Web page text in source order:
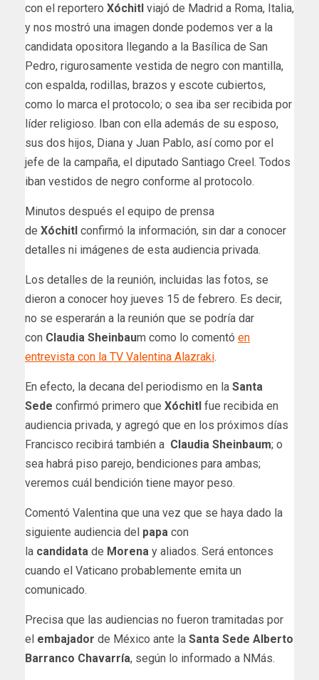
con el reportero Xóchitl viajó de Madrid a Roma, Italia,
y nos mostró una imagen donde podemos ver a la
candidata opositora llegando a la Basílica de San
Pedro, rigurosamente vestida de negro con mantilla,
con espalda, rodillas, brazos y escote cubiertos,
como lo marca el protocolo; o sea iba ser recibida por
líder religioso. Iban con ella además de su esposo,
sus dos hijos, Diana y Juan Pablo, así como por el
jefe de la campaña, el diputado Santiago Creel. Todos
iban vestidos de negro conforme al protocolo.
Minutos después el equipo de prensa
de Xóchitl confirmó la información, sin dar a conocer
detalles ni imágenes de esta audiencia privada.
Los detalles de la reunión, incluidas las fotos, se
dieron a conocer hoy jueves 15 de febrero. Es decir,
no se esperarán a la reunión que se podría dar
con Claudia Sheinbaum como lo comentó en
entrevista con la TV Valentina Alazraki.
En efecto, la decana del periodismo en la Santa
Sede confirmó primero que Xóchitl fue recibida en
audiencia privada, y agregó que en los próximos días
Francisco recibirá también a Claudia Sheinbaum; o
sea habrá piso parejo, bendiciones para ambas;
veremos cuál bendición tiene mayor peso.
Comentó Valentina que una vez que se haya dado la
siguiente audiencia del papa con
la candidata de Morena y aliados. Será entonces
cuando el Vaticano probablemente emita un
comunicado.
Precisa que las audiencias no fueron tramitadas por
el embajador de México ante la Santa Sede Alberto
Barranco Chavarría, según lo informado a NMás.